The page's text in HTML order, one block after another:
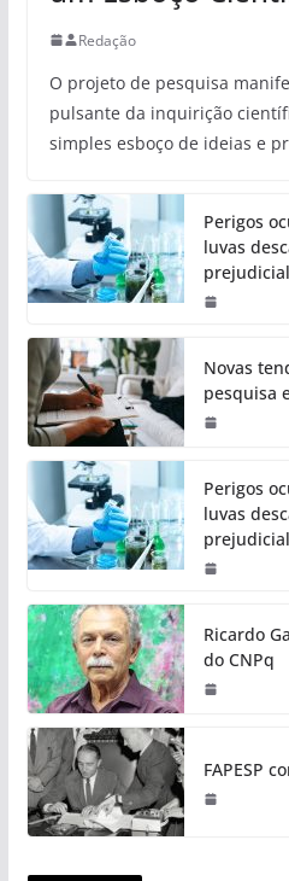
Redação
O projeto de pesquisa
pulsante da inquirição
simples esboço de ideias e
Perigos
luvas
prejudicial
Novas
pesquisa
Perigos
luvas
prejudicial
Ricardo
do CNPq
FAPESP